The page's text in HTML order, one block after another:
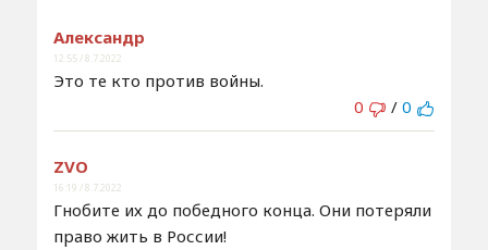
Александр
12:55 / 8.7.2022
Это те кто против войны.
0
/ 0
ZVO
16:19 / 8.7.2022
Гнобите их до победного конца. Они потеряли
право жить в России!